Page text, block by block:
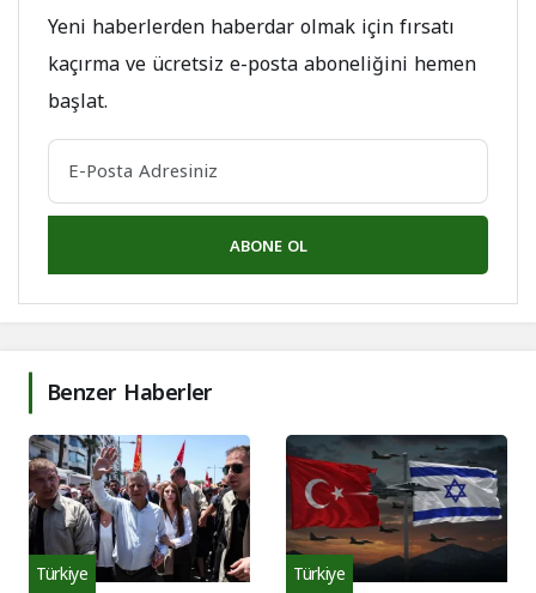
Yeni haberlerden haberdar olmak için fırsatı
kaçırma ve ücretsiz e-posta aboneliğini hemen
başlat.
ABONE OL
Benzer Haberler
Türkiye Türkiye